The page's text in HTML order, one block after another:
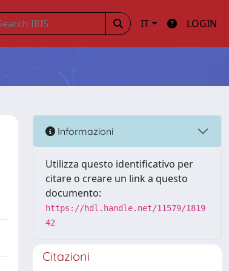
IT LOGIN
Informazioni
Utilizza questo identificativo per
citare o creare un link a questo
documento:
https://hdl.handle.net/11579/1819
42
Citazioni